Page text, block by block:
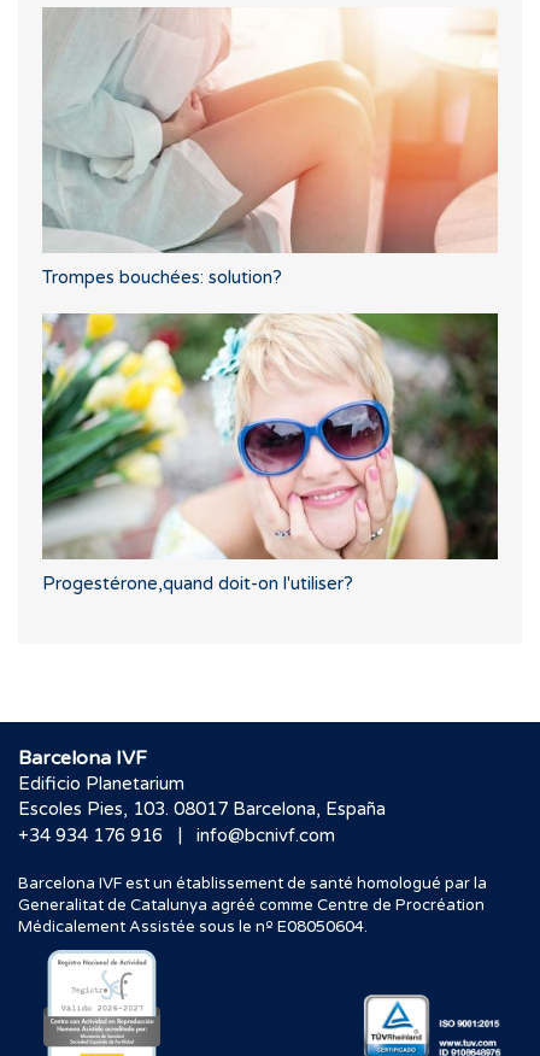
Trompes bouchées: solution?
Progestérone,quand doit-on l'utiliser?
Barcelona IVF
Edificio Planetarium
Escoles Pies, 103. 08017 Barcelona, España
+34 934 176 916
| info@bcnivf.com
Barcelona IVF est un établissement de santé homologué par la
Generalitat de Catalunya agréé comme Centre de Procréation
Médicalement Assistée sous le nº E08050604.